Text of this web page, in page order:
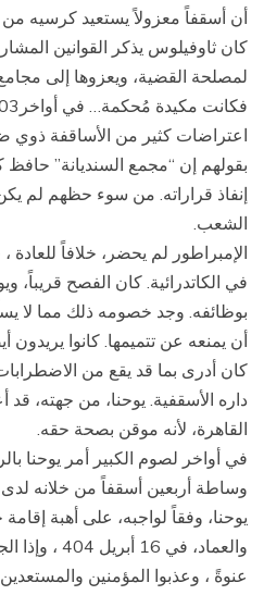
أن أسقفاً معزولاً يستعيد كرسيه من
كان ثاوفيلوس يذكر القوانين المشار
لمصلحة القضية، ويعزوها إلى
اعتراضات كثير من الأساقفة ذوي
بقولهم إن “مجمع السنديانة”
إنفاذ قراراته. من سوء حظهم لم
الشعب.
الإمبراطور لم يحضر، خلافاً للعادة
في الكاتدرائية. كان الفصح قريباً،
بوظائفه. وجد خصومه ذلك مما لا
أن يمنعه عن تتميمها. كانوا يريدون
كان أدرى بما قد يقع من
داره الأسقفية. يوحنا، من جهته، قد
القاهرة، لأنه موقن بصحة حقه.
في أواخر لصوم الكبير أمر يوحنا
وساطة أربعين أسقفاً من خلانه لدى
يوحنا، وفقاً لواجبه، على أهبة
والعماد، في
عنوةً ، وعذبوا المؤمنين